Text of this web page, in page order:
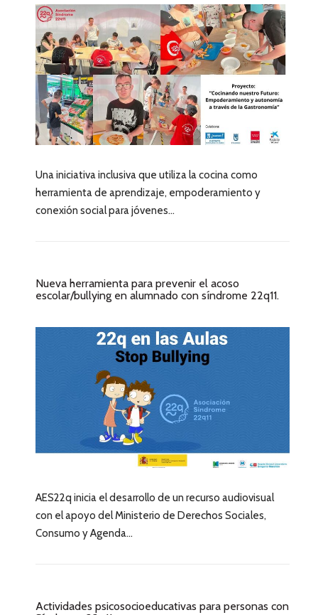
Una iniciativa inclusiva que utiliza la cocina como
herramienta de aprendizaje, empoderamiento y
conexión social para jóvenes...
Nueva herramienta para prevenir el acoso
escolar/bullying en alumnado con síndrome 22q11.
AES22q inicia el desarrollo de un recurso audiovisual
con el apoyo del Ministerio de Derechos Sociales,
Consumo y Agenda...
Actividades psicosocioeducativas para personas con